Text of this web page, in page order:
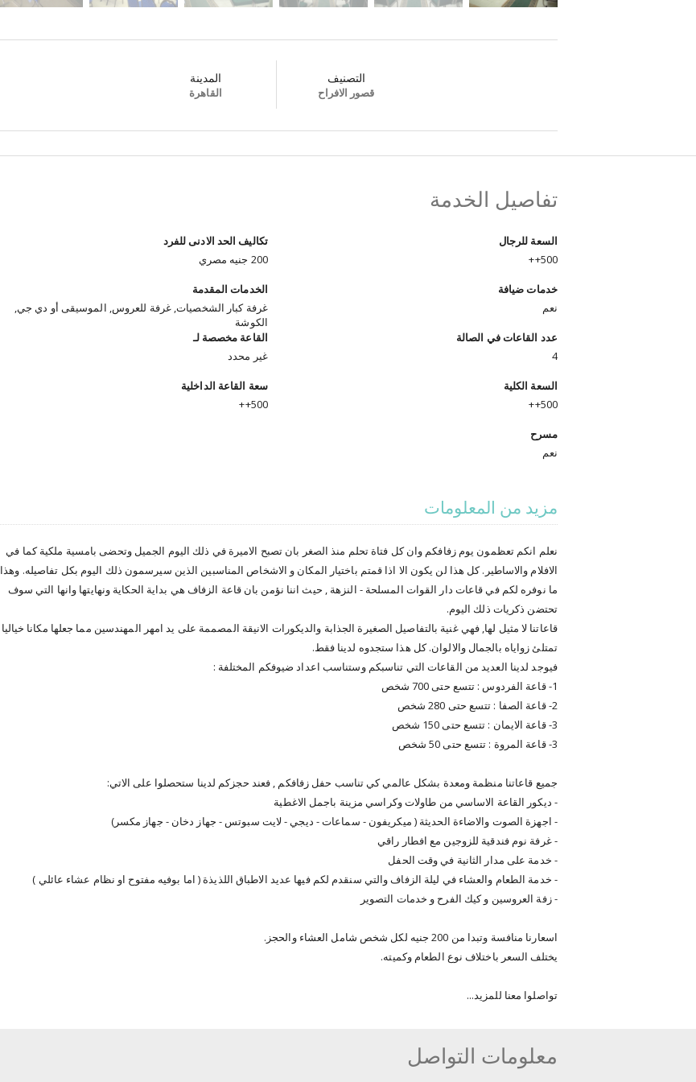
التصنيف
قصور الافراح
المدينة
القاهرة
تفاصيل الخدمة
السعة للرجال
500++
تكاليف الحد الادنى للفرد
200 جنيه مصري
خدمات ضيافة
نعم
الخدمات المقدمة
غرفة كبار الشخصيات, غرفة للعروس, الموسيقى أو دي جي,
الكوشة
عدد القاعات في الصالة
4
القاعة مخصصة لـ
غير محدد
السعة الكلية
500++
سعة القاعة الداخلية
500++
مسرح
نعم
مزيد من المعلومات
نعلم انكم تعظمون يوم زفافكم وان كل فتاة تحلم منذ الصغر بان تصبح الاميرة في ذلك اليوم الجميل وتحضى بامسية ملكية كما في
الافلام والاساطير. كل هذا لن يكون الا اذا قمتم باختيار المكان و الاشخاص المناسبين الذين سيرسمون ذلك اليوم بكل تفاصيله. وهذا
ما نوفره لكم في قاعات دار القوات المسلحة - النزهة , حيث اننا نؤمن بان قاعة الزفاف هي بداية الحكاية ونهايتها وانها التي سوف
تحتضن ذكريات ذلك اليوم.
قاعاتنا لا مثيل لها, فهي غنية بالتفاصيل الصغيرة الجذابة والديكورات الانيقة المصممة على يد امهر المهندسين مما جعلها مكانا خياليا
تمتلئ زواياه بالجمال والالوان. كل هذا ستجدوه لدينا فقط.
فيوجد لدينا العديد من القاعات التي تناسبكم وستناسب اعداد ضيوفكم المختلفة :
1- قاعة الفردوس : تتسع حتى 700 شخص
2- قاعة الصفا : تتسع حتى 280 شخص
3- قاعة الايمان : تتسع حتى 150 شخص
3- قاعة المروة : تتسع حتى 50 شخص
جميع قاعاتنا منظمة ومعدة بشكل عالمي كي تناسب حفل زفافكم , فعند حجزكم لدينا ستحصلوا على الاتي:
- ديكور القاعة الاساسي من طاولات وكراسي مزينة باجمل الاغطية
- اجهزة الصوت والاضاءة الحديثة ( ميكريفون - سماعات - ديجي - لايت سبوتس - جهاز دخان - جهاز مكسر)
- غرفة نوم فندقية للزوجين مع افطار راقي
- خدمة على مدار الثانية في وقت الحفل
- خدمة الطعام والعشاء في ليلة الزفاف والتي سنقدم لكم فيها عديد الاطباق اللذيذة ( اما بوفيه مفتوح او نظام عشاء عائلي )
- زفة العروسين و كيك الفرح و خدمات التصوير
اسعارنا منافسة وتبدا من 200 جنيه لكل شخص شامل العشاء والحجز.
يختلف السعر باختلاف نوع الطعام وكميته.
تواصلوا معنا للمزيد...
معلومات التواصل